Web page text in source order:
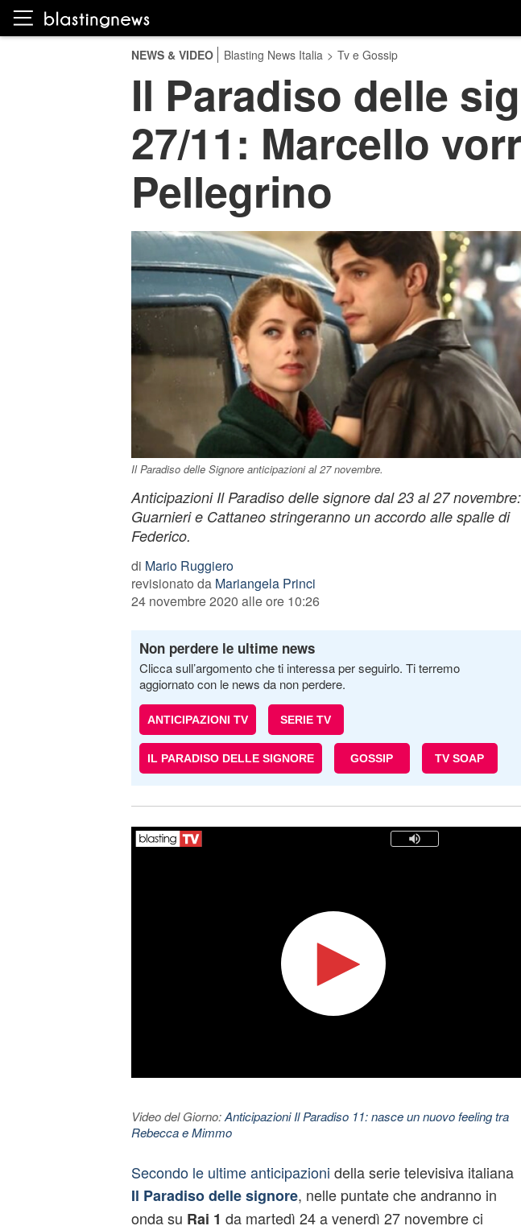
NEWS & VIDEO Blasting News Italia > Tv e Gossip
Il Paradiso delle
27/11: Marcello
Pellegrino
Il Paradiso delle Signore anticipazioni al 27 novembre.
Anticipazioni Il Paradiso delle signore dal 23 al 27 novembre:
Guarnieri e Cattaneo stringeranno un accordo alle spalle di
Federico.
di Mario Ruggiero
revisionato da Mariangela Princi
24 novembre 2020 alle ore 10:26
Non perdere le ultime news
Clicca sull’argomento che ti interessa per seguirlo. Ti terremo
aggiornato con le news da non perdere.
ANTICIPAZIONI TV SERIE TV
IL PARADISO DELLE SIGNORE GOSSIP TV SOAP
Video del Giorno:Anticipazioni Il Paradiso 11: nasce un nuovo feeling tra
Rebecca e Mimmo
Secondo le ultime anticipazioni della serie televisiva italiana
Il Paradiso delle signore, nelle puntate che andranno in
onda su Rai 1 da martedì 24 a venerdì 27 novembre ci